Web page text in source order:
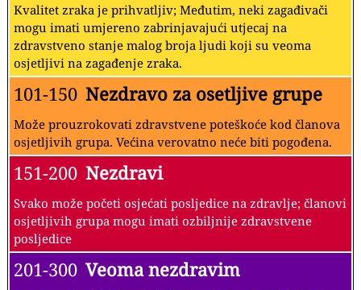
Kvalitet zraka je prihvatljiv; Međutim, neki zagađivači
mogu imati umjereno zabrinjavajući utjecaj na
zdravstveno stanje malog broja ljudi koji su veoma
osjetljivi na zagađenje zraka.
101-150 Nezdravo za osetljive grupe
Može prouzrokovati zdravstvene poteškoće kod članova
osjetljivih grupa. Većina verovatno neće biti pogođena.
151-200 Nezdravi
Svako može početi osjećati posljedice na zdravlje; članovi
osjetljivih grupa mogu imati ozbiljnije zdravstvene
posljedice
201-300 Veoma nezdravim